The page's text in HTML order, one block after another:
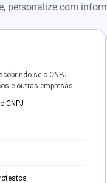
personalize com
se o CNPJ
e outras empresas.
CNPJ